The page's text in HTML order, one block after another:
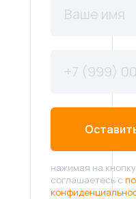
нажимая на
соглашаетесь с